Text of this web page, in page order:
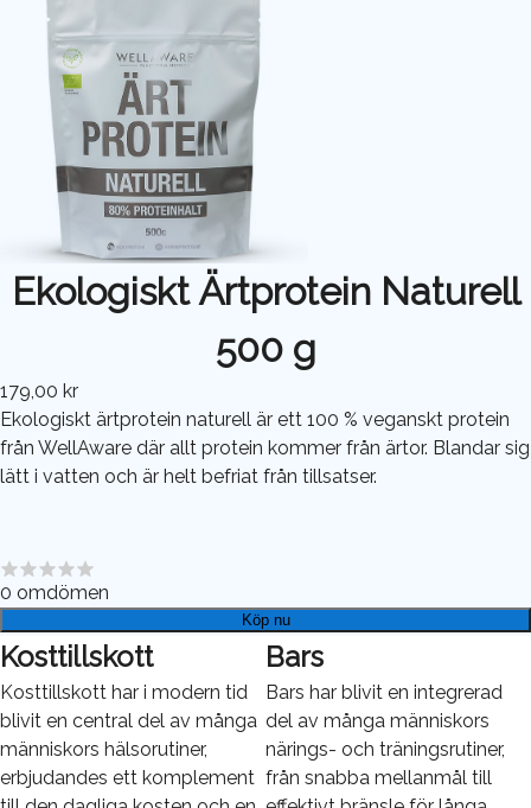
Ekologiskt Ärtprotein Naturell
500 g
179,00 kr
Ekologiskt ärtprotein naturell är ett 100 % veganskt protein
från WellAware där allt protein kommer från ärtor. Blandar sig
lätt i vatten och är helt befriat från tillsatser.
0 omdömen
Köp nu
Kosttillskott
Kosttillskott har i modern tid
blivit en central del av många
människors hälsorutiner,
erbjudandes ett komplement
Bars
Bars har blivit en integrerad
del av många människors
närings- och träningsrutiner,
från snabba mellanmål till